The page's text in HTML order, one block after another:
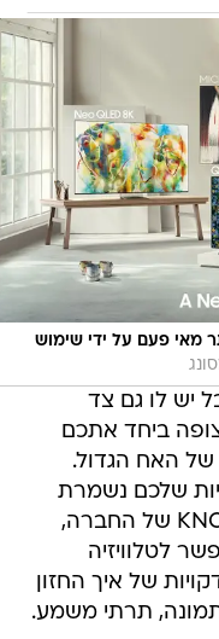
מאי פעם על ידי שימוש
יש לו גם צד
ביחד אתכם
של האח הגדול.
שלכם נשמרת
והכל מאובטח באמצעות תקן KNOX של החברה,
לטלוויזיה
של איך החזון
תרתי משמע.